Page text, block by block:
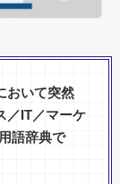
おいて突然
／IT／マーケ
語辞典で